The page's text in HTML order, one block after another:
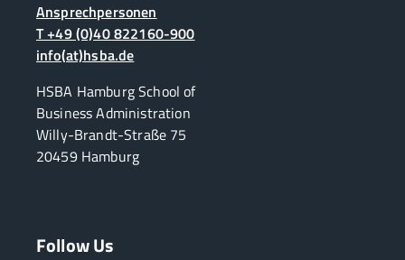
Ansprechpersonen
T +49 (0)40 822160-900
info(at)hsba.de
HSBA Hamburg School of
Business Administration
Willy-Brandt-Straße 75
20459 Hamburg
Follow Us